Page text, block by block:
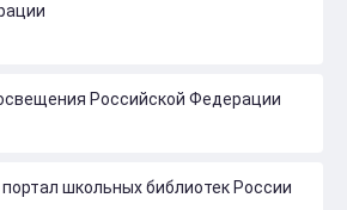
Российской Федерации
школьных библиотек России